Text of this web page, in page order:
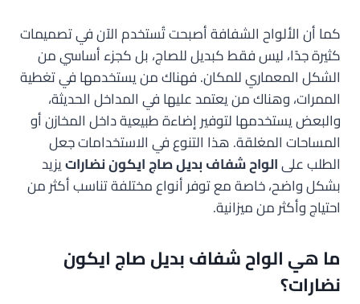
كما أن الألواح الشفافة أصبحت تُستخدم الآن في تصميمات
كثيرة جدًا، ليس فقط كبديل للصاج، بل كجزء أساسي من
الشكل المعماري للمكان. فهناك من يستخدمها في تغطية
الممرات، وهناك من يعتمد عليها في المداخل الحديثة،
والبعض يستخدمها لتوفير إضاءة طبيعية داخل المخازن أو
المساحات المغلقة. هذا التنوع في الاستخدامات جعل
الطلب علىالواح شفاف بديل صاج ايكون نضاراتيزيد
بشكل واضح، خاصة مع توفر أنواع مختلفة تناسب أكثر من
احتياج وأكثر من ميزانية.
ما هي الواح شفاف بديل صاج ايكون
نضارات؟